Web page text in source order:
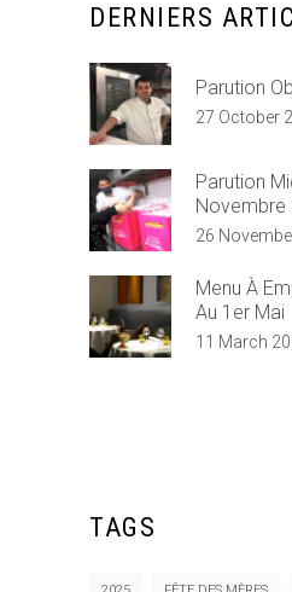
DERNIERS
Parution
27 October
Parution
Novembre
26
Menu À
Au 1er Mai
11 March
TAGS